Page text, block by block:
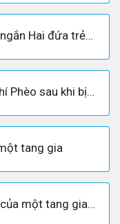
Phân tích chất thơ trong truyện ngắn Hai đứa trẻ của Thạch Lam- ngữ văn 11
Phân tích diễn biến tâm trạng Chí Phèo sau khi bị Thị Nở từ chối
tang gia
Phân tích đoạn trích Hạnh phúc của một tang gia Vũ Trọng Phụng